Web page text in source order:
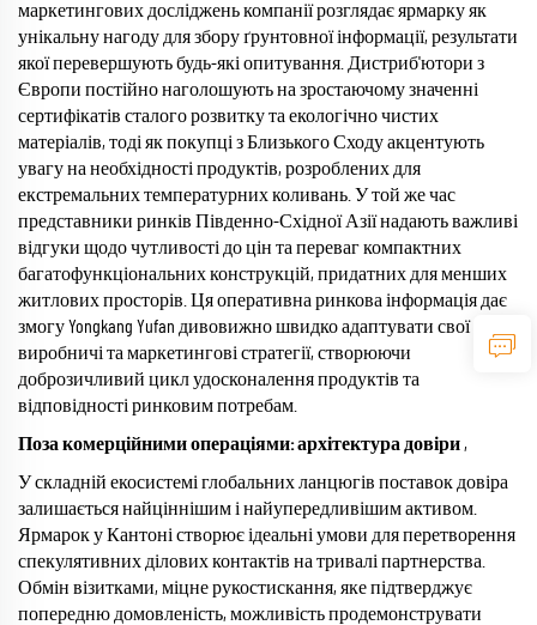
маркетингових досліджень компанії розглядає ярмарку як
унікальну нагоду для збору ґрунтовної інформації, результати
якої перевершують будь-які опитування. Дистриб'ютори з
Європи постійно наголошують на зростаючому значенні
сертифікатів сталого розвитку та екологічно чистих
матеріалів, тоді як покупці з Близького Сходу акцентують
увагу на необхідності продуктів, розроблених для
екстремальних температурних коливань. У той же час
представники ринків Південно-Східної Азії надають важливі
відгуки щодо чутливості до цін та переваг компактних
багатофункціональних конструкцій, придатних для менших
житлових просторів. Ця оперативна ринкова інформація дає
змогу Yongkang Yufan дивовижно швидко адаптувати свої
виробничі та маркетингові стратегії, створюючи
доброзичливий цикл удосконалення продуктів та
відповідності ринковим потребам.
Поза комерційними операціями: архітектура довіри ,
У складній екосистемі глобальних ланцюгів поставок довіра
залишається найціннішим і найупередливішим активом.
Ярмарок у Кантоні створює ідеальні умови для перетворення
спекулятивних ділових контактів на тривалі партнерства.
Обмін візитками, міцне рукостискання, яке підтверджує
попередню домовленість, можливість продемонструвати